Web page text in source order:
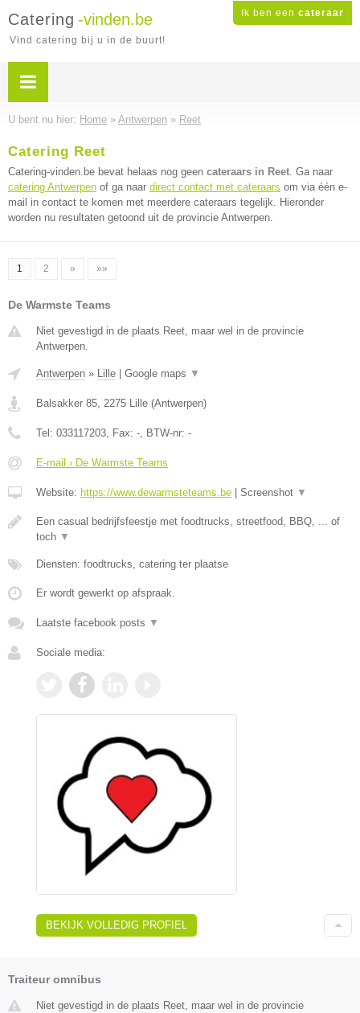
Ik ben een cateraar
Catering -vinden.be
Vind catering bij u in de buurt!
U bent nu hier: Home » Antwerpen » Reet
Catering Reet
Catering-vinden.be bevat helaas nog geen cateraars in Reet. Ga naar
catering Antwerpen of ga naar direct contact met cateraars om via één e-
mail in contact te komen met meerdere cateraars tegelijk. Hieronder
worden nu resultaten getoond uit de provincie Antwerpen.
1 2 » »»
De Warmste Teams
Niet gevestigd in de plaats Reet, maar wel in de provincie
Antwerpen.
Antwerpen » Lille Google maps ▼
Balsakker 85, 2275 Lille (Antwerpen)
Tel: 033117203, Fax: -, BTW-nr: -
E-mail › De Warmste Teams
Website: https://www.dewarmsteteams.be Screenshot ▼
Een casual bedrijfsfeestje met foodtrucks, streetfood, BBQ, ... of
toch ▼
Diensten: foodtrucks, catering ter plaatse
Er wordt gewerkt op afspraak.
Laatste facebook posts ▼
Sociale media:
BEKIJK VOLLEDIG PROFIEL
Traiteur omnibus
Niet gevestigd in de plaats Reet, maar wel in de provincie